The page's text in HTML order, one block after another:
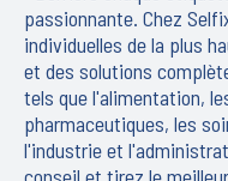
passionnante. Chez
individuelles de la plus
et des solutions
tels que l'alimentation,
pharmaceutiques, les
l'industrie et